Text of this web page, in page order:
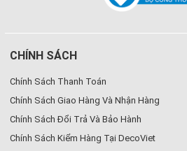
CHÍNH SÁCH
Chính Sách Thanh Toán
Chính Sách Giao Hàng Và Nhận Hàng
Chính Sách Đổi Trả Và Bảo Hành
Chính Sách Kiểm Hàng Tại DecoViet